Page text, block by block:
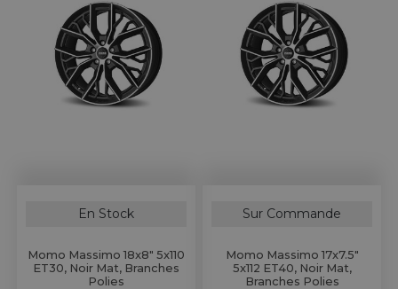
En Stock
Momo Massimo 18x8" 5x110
ET30, Noir Mat, Branches
Polies
Sur Commande
Momo Massimo 17x7.5"
5x112 ET40, Noir Mat,
Branches Polies